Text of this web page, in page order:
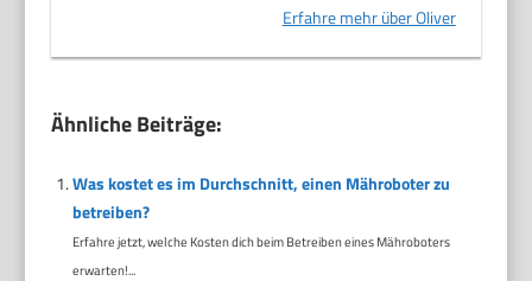
Erfahre mehr über Oliver
Ähnliche Beiträge:
Was kostet es im Durchschnitt, einen Mähroboter zu
betreiben?
Erfahre jetzt, welche Kosten dich beim Betreiben eines Mähroboters
erwarten!...